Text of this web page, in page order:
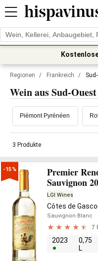
Regionen / Frankreich /
Wein aus Sud-Ouest
Piémont Pyrénéen
3 Produkte
-15%
Premier
Sauvignon
LGI Wines
Côtes de
Sauvignon Blanc
7
2023
0,75
L